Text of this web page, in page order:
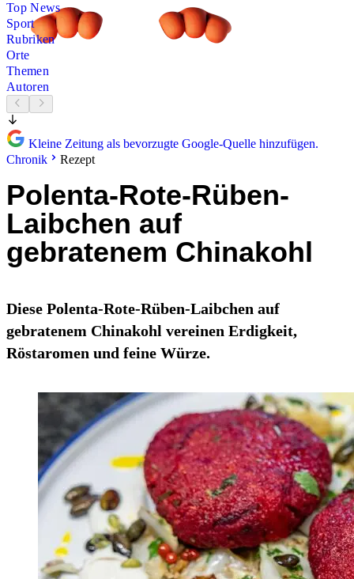
Top News
Sport
Rubriken
Orte
Themen
Autoren
Kleine Zeitung als bevorzugte Google-Quelle hinzufügen.
Chronik
Rezept
Polenta-Rote-Rüben-
Laibchen auf
gebratenem Chinakohl
Diese Polenta-Rote-Rüben-Laibchen auf
gebratenem Chinakohl vereinen Erdigkeit,
Röstaromen und feine Würze.